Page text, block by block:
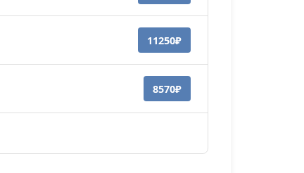
11250₽
8570₽